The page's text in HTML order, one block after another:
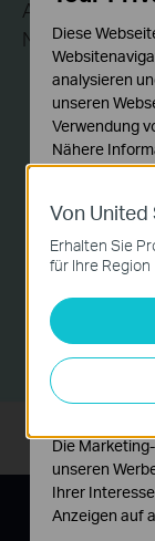
Adapter an
Netzwerk
Von United
Erhalten Sie
für Ihre Region
Diese
analysieren
unseren
Verwendung
Nähere
Notwendige
erforderlich
Analyse-
Analyse-
auf unserer
Die
unseren
Ihrer
Anzeigen auf